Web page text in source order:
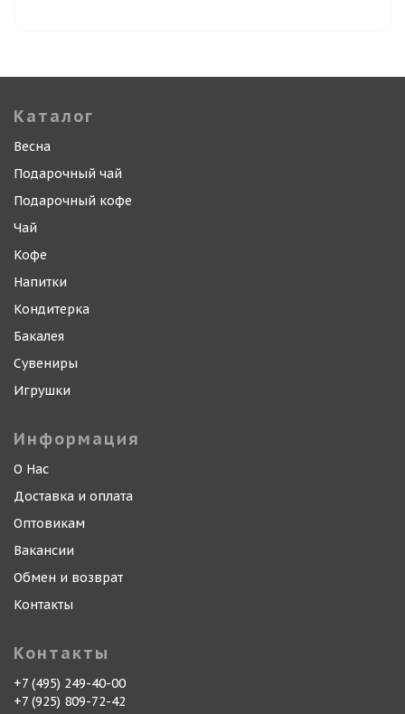
Каталог
Весна
Подарочный чай
Подарочный кофе
Чай
Кофе
Напитки
Кондитерка
Бакалея
Сувениры
Игрушки
Информация
О Нас
Доставка и оплата
Оптовикам
Вакансии
Обмен и возврат
Контакты
Контакты
+7 (495) 249-40-00
+7 (925) 809-72-42